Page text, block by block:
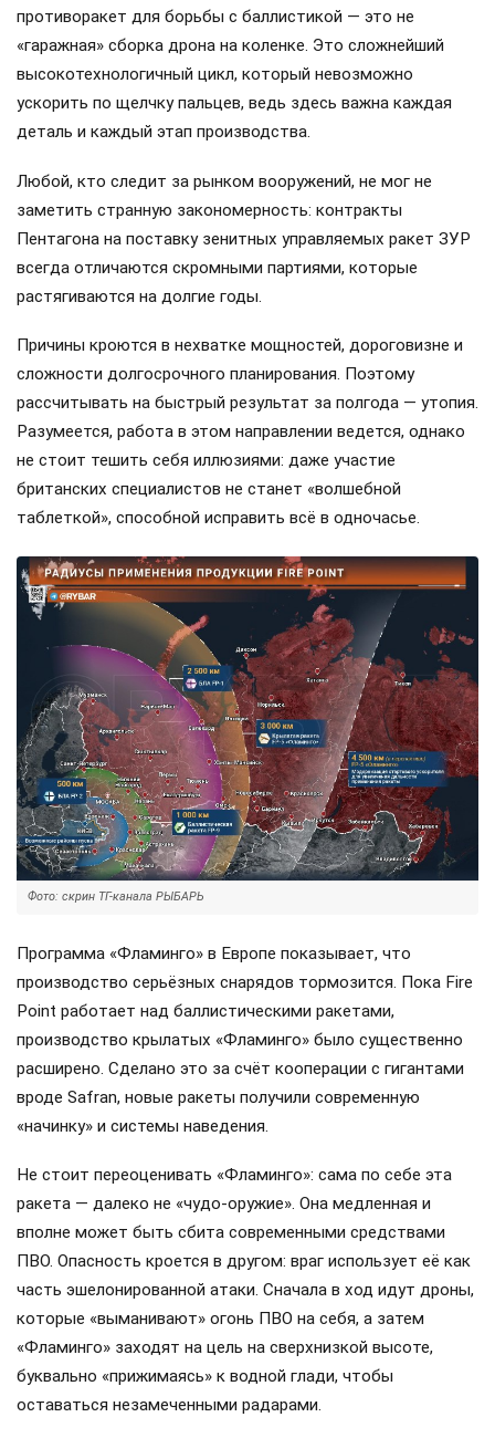
противоракет для борьбы с баллистикой — это не
«гаражная» сборка дрона на коленке. Это сложнейший
высокотехнологичный цикл, который невозможно
ускорить по щелчку пальцев, ведь здесь важна каждая
деталь и каждый этап производства.
Любой, кто следит за рынком вооружений, не мог не
заметить странную закономерность: контракты
Пентагона на поставку зенитных управляемых ракет ЗУР
всегда отличаются скромными партиями, которые
растягиваются на долгие годы.
Причины кроются в нехватке мощностей, дороговизне и
сложности долгосрочного планирования. Поэтому
рассчитывать на быстрый результат за полгода — утопия.
Разумеется, работа в этом направлении ведется, однако
не стоит тешить себя иллюзиями: даже участие
британских специалистов не станет «волшебной
таблеткой», способной исправить всё в одночасье.
Фото: скрин ТГ-канала РЫБАРЬ
Программа «Фламинго» в Европе показывает, что
производство серьёзных снарядов тормозится. Пока Fire
Point работает над баллистическими ракетами,
производство крылатых «Фламинго» было существенно
расширено. Сделано это за счёт кооперации с гигантами
вроде Safran, новые ракеты получили современную
«начинку» и системы наведения.
Не стоит переоценивать «Фламинго»: сама по себе эта
ракета — далеко не «чудо-оружие». Она медленная и
вполне может быть сбита современными средствами
ПВО. Опасность кроется в другом: враг использует её как
часть эшелонированной атаки. Сначала в ход идут дроны,
которые «выманивают» огонь ПВО на себя, а затем
«Фламинго» заходят на цель на сверхнизкой высоте,
буквально «прижимаясь» к водной глади, чтобы
оставаться незамеченными радарами.